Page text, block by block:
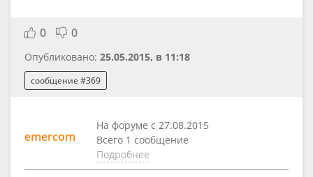
0 0
Опубликовано: 25.05.2015, в 11:18
сообщение #369
emercom
На форуме с 27.08.2015
Всего 1 сообщение
Подробнее